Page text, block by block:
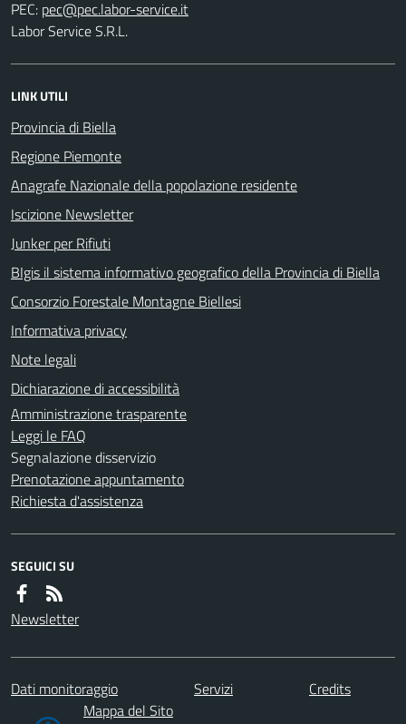
PEC:
Labor Service S.R.L.
LINK UTILI
Provincia di Biella
Regione Piemonte
Anagrafe Nazionale della popolazione residente
Iscizione Newsletter
Junker per Rifiuti
BIgis il sistema informativo geografico della Provincia di Biella
Consorzio Forestale Montagne Biellesi
Informativa privacy
Note legali
Dichiarazione di accessibilità
Amministrazione trasparente
Leggi le FAQ
Segnalazione disservizio
Prenotazione appuntamento
Richiesta d'assistenza
SEGUICI SU
Newsletter
Dati monitoraggio Servizi
Credits
Mappa del Sito